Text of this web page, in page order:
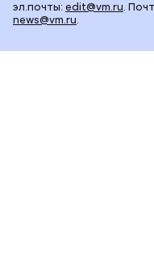
эл.почты: edit@vm.ru.
news@vm.ru.